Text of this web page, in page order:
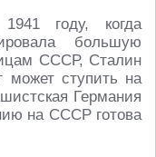
году, когда
большую
СССР, Сталин
может ступить на
Германия
на СССР готова